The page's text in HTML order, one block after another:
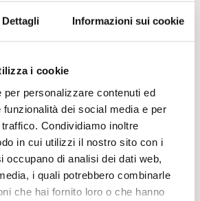
Dettagli Informazioni sui cookie
i cookie
personalizzare contenuti ed
dei social media e per
Condividiamo inoltre
in cui utilizzi il nostro sito con i
occupano di analisi dei dati web,
i quali potrebbero combinarle
che hai fornito loro o che hanno